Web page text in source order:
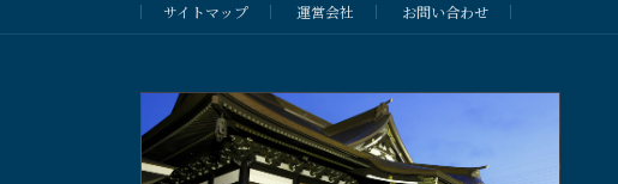
サイトマップ 運営会社 お問い合わせ